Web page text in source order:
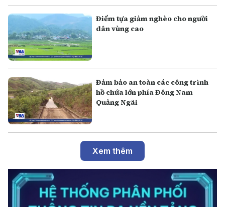
Điểm tựa giảm nghèo cho người
dân vùng cao
Đảm bảo an toàn các công trình
hồ chứa lớn phía Đông Nam
Quảng Ngãi
Xem thêm